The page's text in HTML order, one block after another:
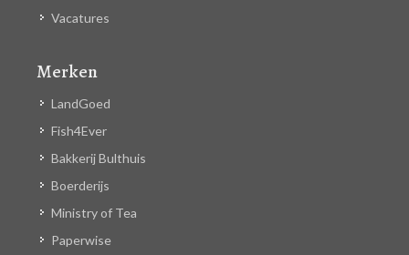
Vacatures
Merken
LandGoed
Fish4Ever
Bakkerij Bulthuis
Boerderijs
Ministry of Tea
Paperwise